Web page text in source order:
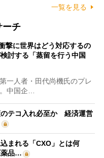
一覧を見る
ーチ
撃に世界はどう対応するの
討する「蒸留を行う中国
一人者・田代尚機氏のプレ
中国企…
のテコ入れ必至か 経済運営
まれる「CXO」とは何
薬品…